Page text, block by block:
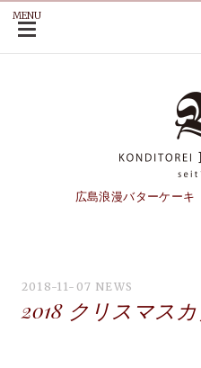
SKIP
CONTENT
広島浪漫バターケー
MENU
2018-11-07 NEWS
2018 クリスマス